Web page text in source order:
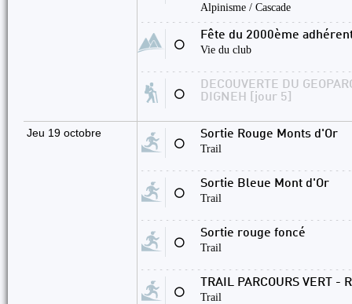
Alpinisme / Cascade
⚪
Fête du 2000ème
Vie du club
⚪
DECOUVERTE DU
DIGNEH [jour 5]
Jeu 19 octobre
⚪
Sortie Rouge Monts d'Or
Trail
⚪
Sortie Bleue Mont d'Or
Trail
⚪
Sortie rouge foncé
Trail
⚪
TRAIL PARCOURS VERT -
Trail